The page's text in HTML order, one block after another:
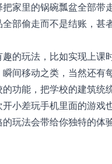
家里的锅碗瓢盆全部带
部偷走而不是结账，甚
的玩法，比如实现上课
间移动之类，当然还有
功能，把学校的建筑统
小差玩手机里面的游戏
玩法会带给你独特的体验